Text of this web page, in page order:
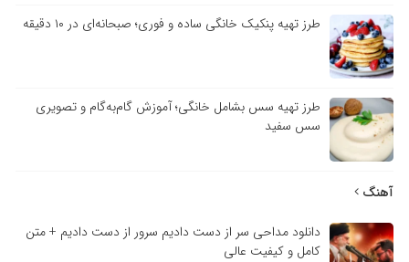
طرز تهیه پنکیک خانگی ساده و فوری؛ صبحانه‌ای در ۱۰ دقیقه
طرز تهیه سس بشامل خانگی؛ آموزش گام‌به‌گام و تصویری
سس سفید
دانلود مداحی سر از دست دادیم سرور از دست دادیم + متن
کامل و کیفیت عالی